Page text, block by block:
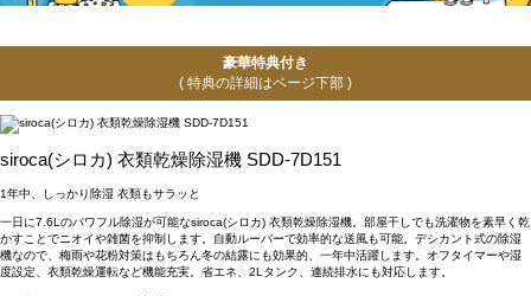
豪華特典付き
( 特典の詳細はページ下部 )
siroca(シロカ) 衣類乾燥除湿機 SDD-7D151
1年中、しっかり除湿 衣類もサラッと
一日に7.6Lのパワフル除湿が可能なsiroca(シロカ) 衣類乾燥除湿機。部屋干しでも洗濯物を素早く乾
かすことでニオイや雑菌を抑制します。自動ルーバーで効率的な送風も可能。デシカント式の除湿
機なので、梅雨や花粉対策はもちろん冬の結露にも効果的、一年中活躍します。オフタイマーや湿
度設定、衣類乾燥運転など機能充実。省エネ、2Lタンク、連続排水にも対応します。